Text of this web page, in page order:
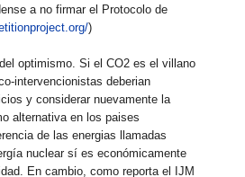
a no firmar el Protocolo de
)
optimismo. Si el CO2 es el villano
intervencionistas deberian
y considerar nuevamente la
alternativa en los paises
de las energias llamadas
nuclear sí es económicamente
En cambio, como reporta el IJM